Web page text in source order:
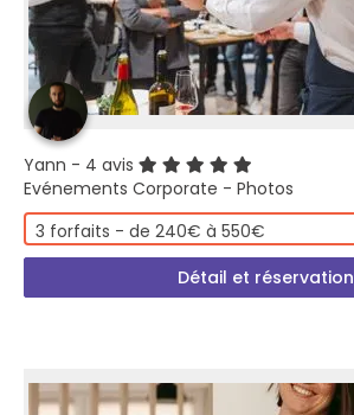
Yann - 4 avis
Evénements Corporate - Photos
3 forfaits - de 240€ à 550€
Détail et réservation